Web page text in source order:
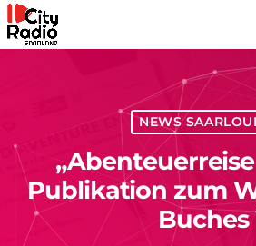
NEWS
„Abenteuerreise
Publikation zum
Buches